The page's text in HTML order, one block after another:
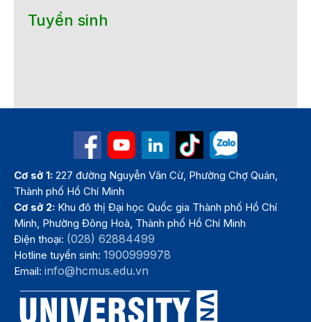
Tuyển sinh
Cơ sở 1: 227 đường Nguyễn Văn Cừ, Phường Chợ Quán,
Thành phố Hồ Chí Minh
Cơ sở 2: Khu đô thị Đại học Quốc gia Thành phố Hồ Chí
Minh, Phường Đông Hoà, Thành phố Hồ Chí Minh
Điện thoại: (028) 62884499
Hotline tuyển sinh:1900999978
Email:info@hcmus.edu.vn